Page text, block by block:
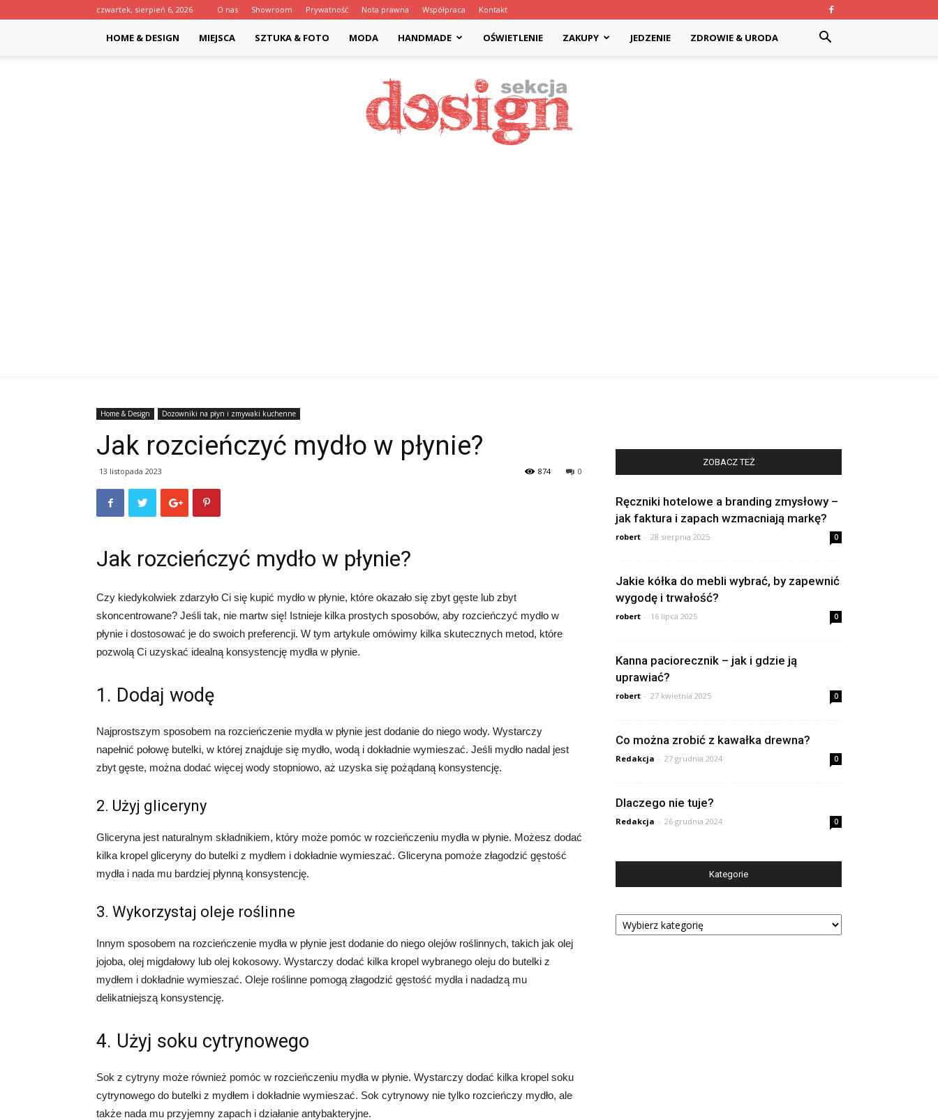
czwartek, sierpień 6, 2026 O nas Showroom Prywatność Nota prawna Współpraca Kontakt
HOME & DESIGN MIEJSCA SZTUKA & FOTO MODA HANDMADE OŚWIETLENIE ZAKUPY JEDZENIE ZDROWIE & URODA
Home & Design Dozowniki na płyn i zmywaki kuchenne
Jak rozcieńczyć mydło w płynie?
13 listopada 2023 0
874
Jak rozcieńczyć mydło w płynie?
Czy kiedykolwiek zdarzyło Ci się kupić mydło w płynie, które okazało się zbyt gęste lub zbyt
skoncentrowane? Jeśli tak, nie martw się! Istnieje kilka prostych sposobów, aby rozcieńczyć mydło w
płynie i dostosować je do swoich preferencji. W tym artykule omówimy kilka skutecznych metod, które
pozwolą Ci uzyskać idealną konsystencję mydła w płynie.
1. Dodaj wodę
Najprostszym sposobem na rozcieńczenie mydła w płynie jest dodanie do niego wody. Wystarczy
napełnić połowę butelki, w której znajduje się mydło, wodą i dokładnie wymieszać. Jeśli mydło nadal jest
zbyt gęste, można dodać więcej wody stopniowo, aż uzyska się pożądaną konsystencję.
2. Użyj gliceryny
Gliceryna jest naturalnym składnikiem, który może pomóc w rozcieńczeniu mydła w płynie. Możesz dodać
kilka kropel gliceryny do butelki z mydłem i dokładnie wymieszać. Gliceryna pomoże złagodzić gęstość
mydła i nada mu bardziej płynną konsystencję.
3. Wykorzystaj oleje roślinne
Innym sposobem na rozcieńczenie mydła w płynie jest dodanie do niego olejów roślinnych, takich jak olej
jojoba, olej migdałowy lub olej kokosowy. Wystarczy dodać kilka kropel wybranego oleju do butelki z
mydłem i dokładnie wymieszać. Oleje roślinne pomogą złagodzić gęstość mydła i nadadzą mu
delikatniejszą konsystencję.
4. Użyj soku cytrynowego
Sok z cytryny może również pomóc w rozcieńczeniu mydła w płynie. Wystarczy dodać kilka kropel soku
cytrynowego do butelki z mydłem i dokładnie wymieszać. Sok cytrynowy nie tylko rozcieńczy mydło, ale
także nada mu przyjemny zapach i działanie antybakteryjne.
ZOBACZ TEŻ
Ręczniki hotelowe a branding zmysłowy –
jak faktura i zapach wzmacniają markę?
robert - 28 sierpnia 2025 0
Jakie kółka do mebli wybrać, by zapewnić
wygodę i trwałość?
robert - 16 lipca 2025 0
Kanna paciorecznik – jak i gdzie ją
uprawiać?
robert - 27 kwietnia 2025 0
Co można zrobić z kawałka drewna?
Redakcja - 27 grudnia 2024 0
Dlaczego nie tuje?
Redakcja - 26 grudnia 2024 0
Kategorie
Kategorie